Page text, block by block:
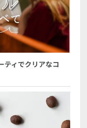
ティでクリアなコ